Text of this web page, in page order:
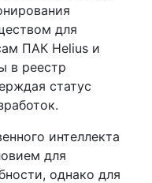
для
ПАК Helius и
в реестр
статус
интеллекта
для
однако для